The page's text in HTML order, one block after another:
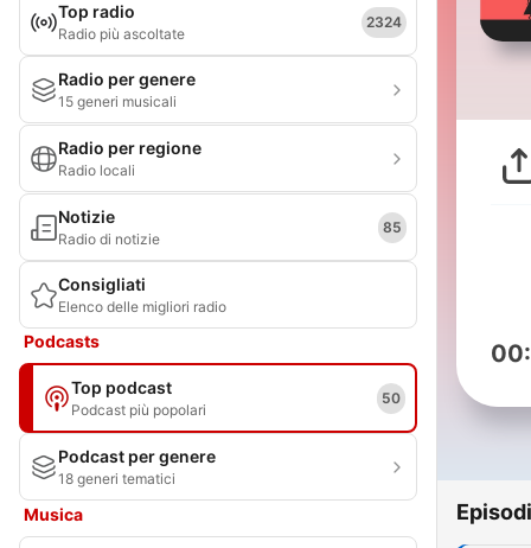
Top radio
Radio più ascoltate
2324
Radio per genere
15 generi musicali
Radio per regione
Radio locali
Notizie
Radio di notizie
85
Consigliati
Elenco delle migliori radio
Podcasts
Top podcast
Podcast più popolari
50
Podcast per genere
18 generi tematici
Musica Episodi